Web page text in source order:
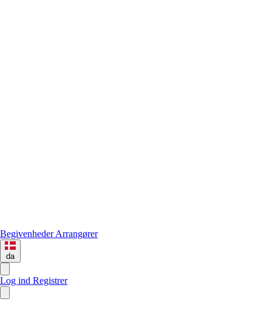
BegivenhederArrangører
da
Log ind Registrer